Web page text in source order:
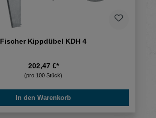
Fischer Kippdübel KDH 4
202,47 €*
(pro 100 Stück)
In den Warenkorb